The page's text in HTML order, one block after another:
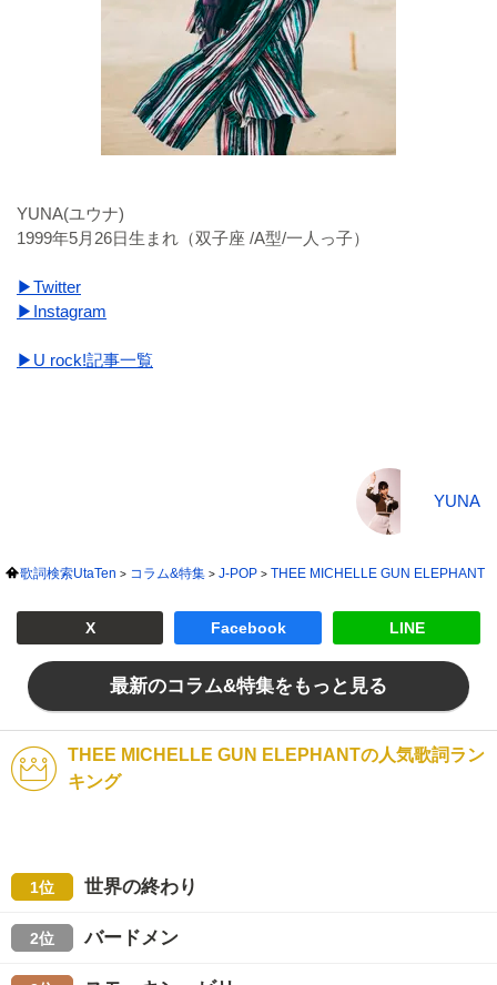
YUNA(ユウナ)
1999年5月26日生まれ（双子座 /A型/一人っ子）
▶Twitter
▶Instagram
▶U rock!記事一覧
YUNA
歌詞検索UtaTen コラム&特集 J-POP THEE MICHELLE GUN ELEPHANT
X Facebook LINE
最新のコラム&特集をもっと見る
THEE MICHELLE GUN ELEPHANTの人気歌詞ラン
キング
1位 世界の終わり
2位 バードメン